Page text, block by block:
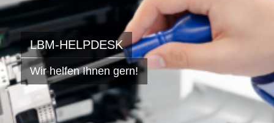
LBM-HELPDESK
Wir helfen Ihnen gern!